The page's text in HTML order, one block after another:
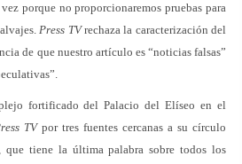
porque no proporcionaremos pruebas para
Press TVrechaza la caracterización del
de que nuestro artículo es “noticias falsas”
fortificado del Palacio del Elíseo en el
TV por tres fuentes cercanas a su círculo
tiene la última palabra sobre todos los